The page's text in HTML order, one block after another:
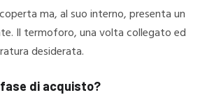
ma, al suo interno, presenta un
Il termoforo, una volta collegato ed
desiderata.
di acquisto?